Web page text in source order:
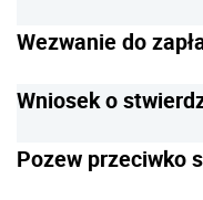
Wezwanie do
Wniosek o
Pozew przeciwko